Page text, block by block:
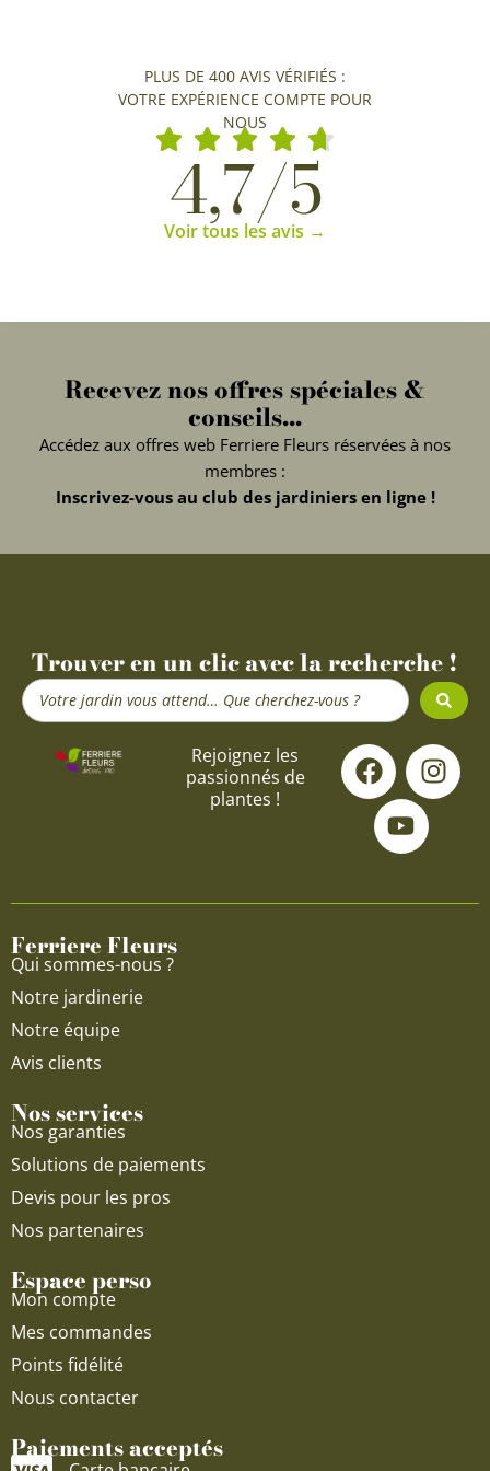
PLUS DE 400 AVIS VÉRIFIÉS :
VOTRE EXPÉRIENCE COMPTE POUR
NOUS
4,7/5
Voir tous les avis →
Recevez nos offres spéciales &
conseils...
Accédez aux offres web Ferriere Fleurs réservées à nos
membres :
Inscrivez-vous au club des jardiniers en ligne !
Trouver en un clic avec la recherche !
Search
...
Rejoignez les
passionnés de
plantes !
F
a
c
e
o
I
n
s
g
Y
o
u
t
u
b
Ferriere Fleurs
Qui sommes-nous ?
Notre jardinerie
Notre équipe
Avis clients
Nos services
Nos garanties
Solutions de paiements
Devis pour les pros
Nos partenaires
Espace perso
Mon compte
Mes commandes
Points fidélité
Nous contacter
Paiements acceptés